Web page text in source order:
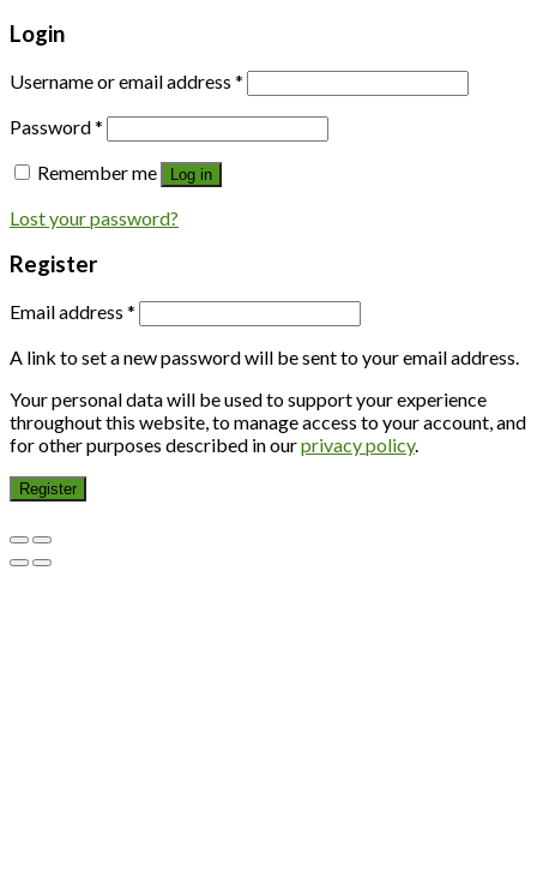
Login
Username or email address *
Password*
Remember me
Log in
Lost your password?
Register
Email address *
A link to set a new password will be sent to your email address.
Your personal data will be used to support your experience
throughout this website, to manage access to your account, and
for other purposes described in ourprivacy policy.
Register